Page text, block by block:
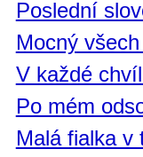
Poslední
Mocný
V každé
Po mém
Malá fialka v